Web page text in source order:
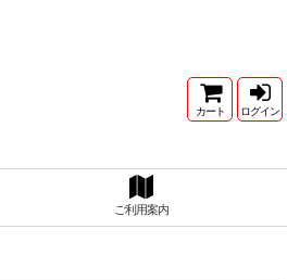
カート ログイン
ご利用案内